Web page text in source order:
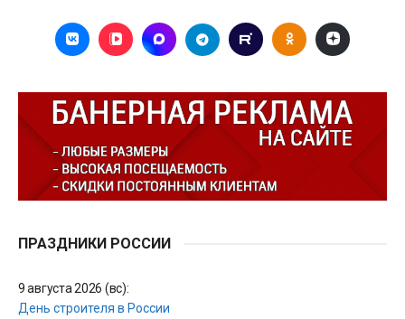
ПРАЗДНИКИ РОССИИ
9 августа 2026 (вс):
День строителя в России